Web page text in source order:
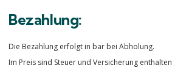
Bezahlung:
Die Bezahlung erfolgt in bar bei Abholung.
Im Preis sind Steuer und Versicherung enthalten